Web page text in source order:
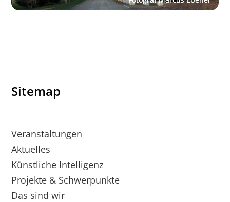
Sitemap
Veranstaltungen
Aktuelles
Künstliche Intelligenz
Projekte & Schwerpunkte
Das sind wir